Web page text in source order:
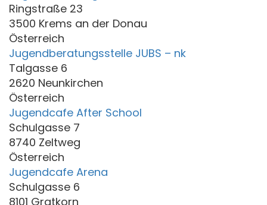
Ringstraße 23
3500 Krems an der Donau
Österreich
Jugendberatungsstelle JUBS – nk
Talgasse 6
2620 Neunkirchen
Österreich
Jugendcafe After School
Schulgasse 7
8740 Zeltweg
Österreich
Jugendcafe Arena
Schulgasse 6
8101 Gratkorn